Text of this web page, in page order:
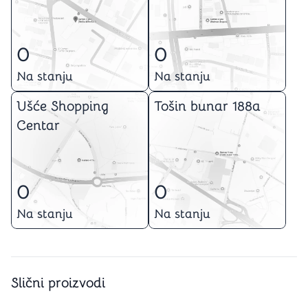
0
Na stanju
0
Na stanju
Ušće Shopping
Centar
0
Na stanju
Tošin bunar 188a
0
Na stanju
Slični proizvodi